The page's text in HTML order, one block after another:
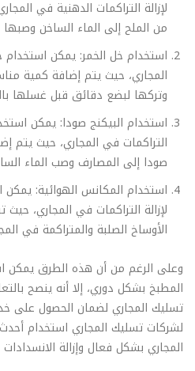
لإزالة التراكمات الدهنية في
من الملح إلى الماء الساخن وصبها
استخدام خل الخمر: يمكن استخدام
المجاري، حيث يتم إضافة كمية
وتركها لبضع دقائق قبل غسلها
استخدام البيكنج صودا: يمكن
التراكمات في المجاري، حيث يتم
صودا إلى المصارف وصب الماء
استخدام المكانس الهوائية: يمكن
لإزالة التراكمات في المجاري،
الأوساخ الصلبة والمتراكمة في
وعلى الرغم من أن هذه الطرق يمكن
المطبخ بشكل دوري، إلا أنه ينصح
تسليك المجاري لضمان الحصول على
لشركات تسليك المجاري استخدام
المجاري بشكل فعال وإزالة